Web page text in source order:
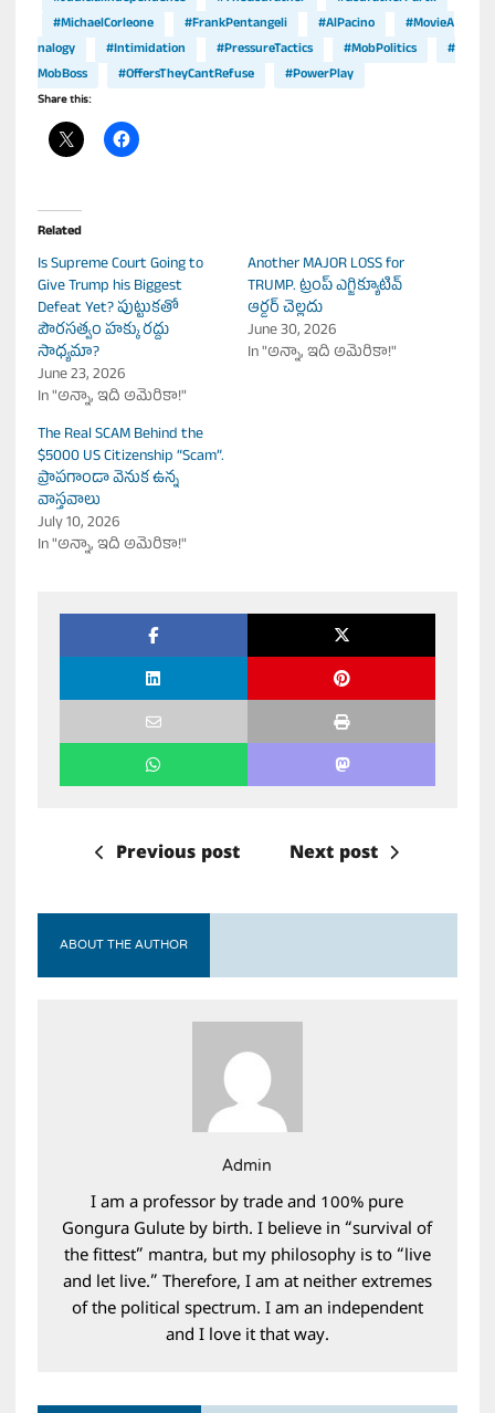
#MichaelCorleone
#FrankPentangeli #AlPacino
#MovieA
nalogy
#Intimidation #PressureTactics #MobPolitics
#
MobBoss
#OffersTheyCantRefuse #PowerPlay
Share this:
Related
Is Supreme Court Going to
Give Trump his Biggest
Defeat Yet? పుట్టుకతో
పౌరసత్వం హక్కు రద్దు
సాధ్యమా?
June 23, 2026
In "అన్నా, ఇది అమెరికా!"
Another MAJOR LOSS for
TRUMP. ట్రంప్ ఎగ్జిక్యూటివ్
ఆర్డర్ చెల్లదు
June 30, 2026
In "అన్నా, ఇది అమెరికా!"
The Real SCAM Behind the
$5000 US Citizenship “Scam”.
ప్రాపగాండా వెనుక ఉన్న
వాస్తవాలు
July 10, 2026
In "అన్నా, ఇది అమెరికా!"
Previous post Next post
ABOUT THE AUTHOR
Admin
I am a professor by trade and 100% pure
Gongura Gulute by birth. I believe in “survival of
the fittest” mantra, but my philosophy is to “live
and let live.” Therefore, I am at neither extremes
of the political spectrum. I am an independent
and I love it that way.